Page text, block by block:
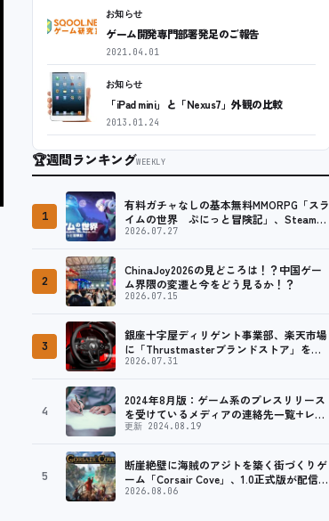
お知らせ
ゲーム開発専門部署発足のご報告
2021.04.01
お知らせ
「iPad mini」と「Nexus7」外観の比較
2013.01.24
🏆週間ランキングWEEKLY
1
有料ガチャなしの基本無料MMORPG「スラ
イムの世界 ぷにっと冒険記」、Steam向
けの無料体験版が8月末に配信決定
2026.07.27
2
ChinaJoy2026の見どころは！？中国ゲー
ム界隈の変遷と今をどう見るか！？
2026.07.15
3
銀座十字屋ディリゲント事業部、楽天市場
に「Thrustmasterブランドストア」をオ
ープン。記念キャンペーンでポイントアッ
2026.07.31
4
2024年8月版：ゲーム系のプレスリリース
を受けているメディアの連絡先一覧+レビ
ュー依頼先一覧
更新 2024.08.19
5
断崖絶壁に海賊のアジトを築く街づくりゲ
ーム「Corsair Cove」、1.0正式版が配信開
始！
2026.08.06